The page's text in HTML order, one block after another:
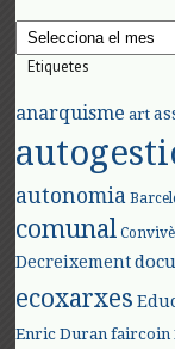
Arxius
Etiquetes
anarquisme art
autonomia
comunal
Decreixement
ecoxarxes
Enric Duran faircoin